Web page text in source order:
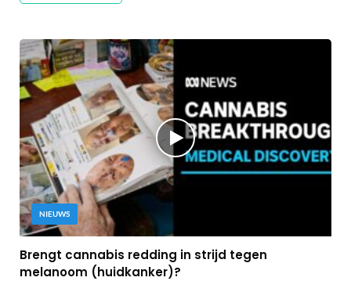
NIEUWS
Brengt cannabis redding in strijd tegen
melanoom (huidkanker)?